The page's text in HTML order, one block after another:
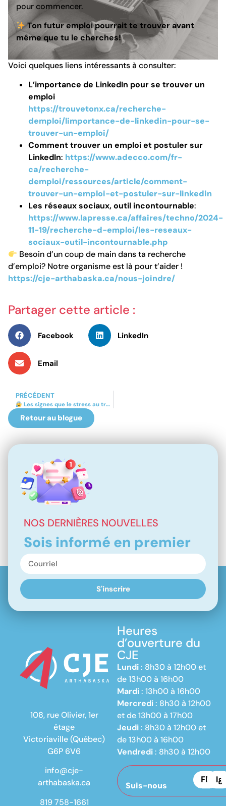
pour commencer.
Ton futur emploi pourrait te trouver avant
même que tu le cherches!
Voici quelques liens intéressants à consulter:
L’importance de LinkedIn pour se trouver un
emploi
https://trouvetonx.ca/recherche-
demploi/limportance-de-linkedin-pour-se-
trouver-un-emploi/
Comment trouver un emploi et postuler sur
LinkedIn: https://www.adecco.com/fr-
ca/recherche-
demploi/ressources/article/comment-
trouver-un-emploi-et-postuler-sur-linkedin
Les réseaux sociaux, outil incontournable:
https://www.lapresse.ca/affaires/techno/2024-
11-19/recherche-d-emploi/les-reseaux-
sociaux-outil-incontournable.php
Besoin d’un coup de main dans ta recherche
d’emploi? Notre organisme est là pour t’aider !
https://cje-arthabaska.ca/nous-joindre/
Partager cette article :
Facebook LinkedIn
Email
PRÉCÉDENT
Les signes que le stress au travail prend trop de place.
Retour au blogue
NOS DERNIÈRES NOUVELLES
Sois informé en premier
S'inscrire
108, rue Olivier, 1er
étage
Victoriaville (Québec)
G6P 6V6
info@cje-
arthabaska.ca
819 758-1661
Heures
d’ouverture du
CJE
Lundi: 8h30 à 12h00 et
de 13h00 à 16h00
Mardi: 13h00 à 16h00
Mercredi: 8h30 à 12h00
et de 13h00 à 17h00
Jeudi: 8h30 à 12h00 et
de 13h00 à 16h00
Vendredi: 8h30 à 12h00
Suis-nous